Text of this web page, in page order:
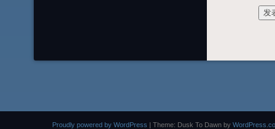
Proudly powered by WordPress | Theme: Dusk To Dawn by